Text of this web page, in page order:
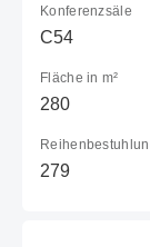
Konferenzsäle
C54
Fläche in m²
280
279